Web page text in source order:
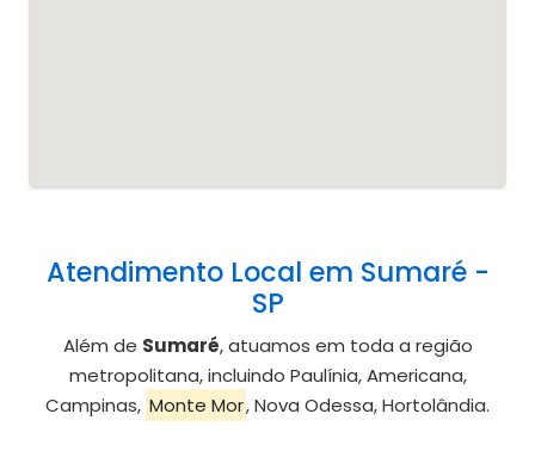
Atendimento Local em Sumaré -
SP
Além de Sumaré, atuamos em toda a região
metropolitana, incluindo Paulínia, Americana,
Campinas, Monte Mor, Nova Odessa, Hortolândia.